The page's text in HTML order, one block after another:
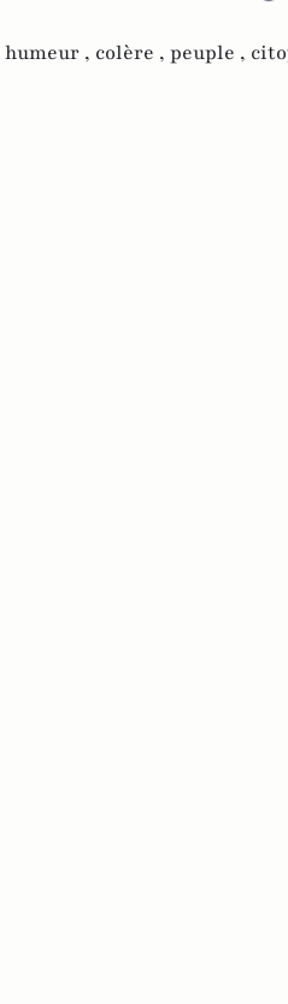
humeur , colère , peuple ,